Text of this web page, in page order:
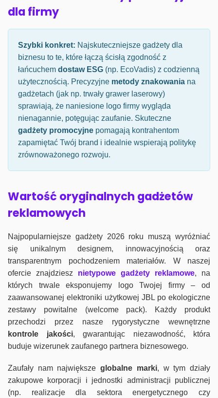
dla firmy
Szybki konkret: Najskuteczniejsze gadżety dla
biznesu to te, które łączą ścisłą zgodność z
łańcuchem dostaw ESG (np. EcoVadis) z codzienną
użytecznością. Precyzyjne metody znakowania na
gadżetach (jak np. trwały grawer laserowy)
sprawiają, że naniesione logo firmy wygląda
nienagannie, potęgując zaufanie. Skuteczne
gadżety promocyjne pomagają kontrahentom
zapamiętać Twój brand i idealnie wspierają politykę
zrównoważonego rozwoju.
Wartość oryginalnych gadżetów
reklamowych
Najpopularniejsze gadżety 2026 roku muszą wyróżniać
się unikalnym designem, innowacyjnością oraz
transparentnym pochodzeniem materiałów. W naszej
ofercie znajdziesz nietypowe gadżety reklamowe, na
których trwale eksponujemy logo Twojej firmy – od
zaawansowanej elektroniki użytkowej JBL po ekologiczne
zestawy powitalne (welcome pack). Każdy produkt
przechodzi przez nasze rygorystyczne wewnętrzne
kontrole jakości, gwarantując niezawodność, która
buduje wizerunek zaufanego partnera biznesowego.
Zaufały nam największeglobalne marki, w tym działy
zakupowe korporacji i jednostki administracji publicznej
(np. realizacje dla sektora energetycznego czy